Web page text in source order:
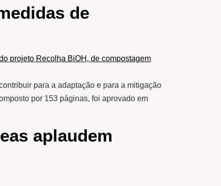
de
para a adaptação e para a mitigação
por 153 páginas, foi aprovado em
aplaudem